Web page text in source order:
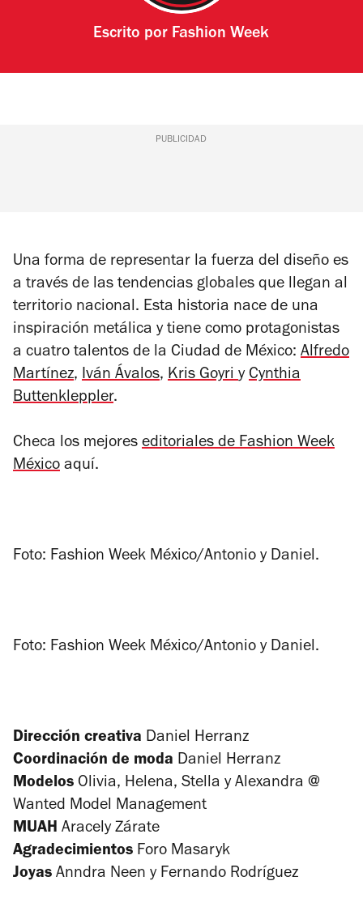
Escrito por Fashion Week
PUBLICIDAD
Una forma de representar la fuerza del diseño es
a través de las tendencias globales que llegan al
territorio nacional. Esta historia nace de una
inspiración metálica y tiene como protagonistas
a cuatro talentos de la Ciudad de México: Alfredo
Martínez, Iván Ávalos, Kris Goyriy Cynthia
Buttenkleppler.
Checa los mejores editoriales de Fashion Week
México aquí.
Foto: Fashion Week México/Antonio y Daniel.
Foto: Fashion Week México/Antonio y Daniel.
Dirección creativa Daniel Herranz
Coordinación de moda Daniel Herranz
Modelos Olivia, Helena, Stella y Alexandra @
Wanted Model Management
MUAH Aracely Zárate
Agradecimientos Foro Masaryk
Joyas Anndra Neen y Fernando Rodríguez